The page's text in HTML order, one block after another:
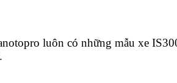
luôn có những mẫu xe